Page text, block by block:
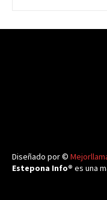
Diseñado por ©
Estepona Info® es una